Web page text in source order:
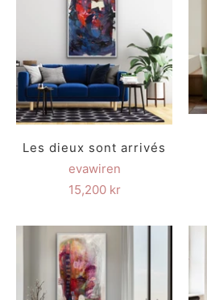
Les dieux sont arrivés
evawiren
15,200 kr